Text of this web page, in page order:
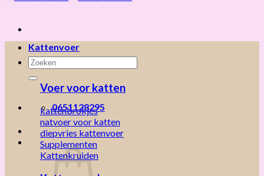
Zoeken
naar:
0651128295
Kattenvoer
Voer voor katten
kattenbrokjes
natvoer voor katten
diepvries kattenvoer
Supplementen
Kattenkruiden